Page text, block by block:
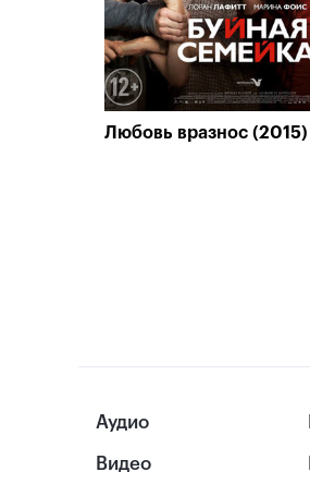
Любовь вразнос (2015)
Аудио
Видео